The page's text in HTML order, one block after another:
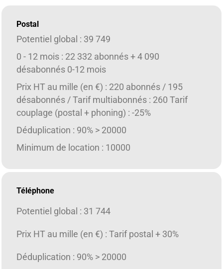
Postal
Potentiel global : 39 749
0 - 12 mois : 22 332 abonnés + 4 090
désabonnés 0-12 mois
Prix HT au mille (en €) : 220 abonnés / 195
désabonnés / Tarif multiabonnés : 260 Tarif
couplage (postal + phoning) : -25%
Déduplication : 90% > 20000
Minimum de location : 10000
Téléphone
Potentiel global : 31 744
Prix HT au mille (en €) : Tarif postal + 30%
Déduplication : 90% > 20000